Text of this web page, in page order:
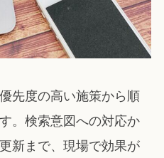
先度の高い施策から順
。検索意図への対応か
新まで、現場で効果が